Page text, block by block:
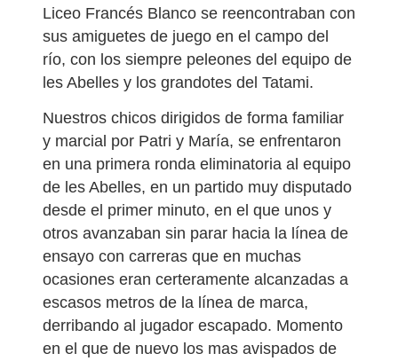
Liceo Francés Blanco se reencontraban con
sus amiguetes de juego en el campo del
río, con los siempre peleones del equipo de
les Abelles y los grandotes del Tatami.
Nuestros chicos dirigidos de forma familiar
y marcial por Patri y María, se enfrentaron
en una primera ronda eliminatoria al equipo
de les Abelles, en un partido muy disputado
desde el primer minuto, en el que unos y
otros avanzaban sin parar hacia la línea de
ensayo con carreras que en muchas
ocasiones eran certeramente alcanzadas a
escasos metros de la línea de marca,
derribando al jugador escapado. Momento
en el que de nuevo los mas avispados de